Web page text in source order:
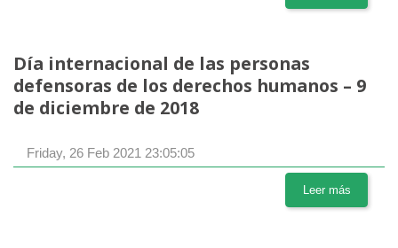
Día internacional de las personas
defensoras de los derechos humanos – 9
de diciembre de 2018
Friday, 26 Feb 2021 23:05:05
Leer más